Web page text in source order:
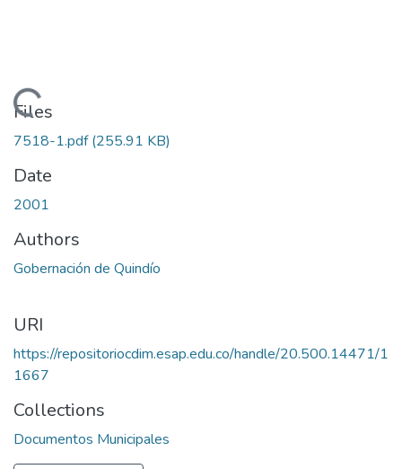
Loading...
Files
7518-1.pdf(255.91 KB)
Date
2001
Authors
Gobernación de Quindío
URI
https://repositoriocdim.esap.edu.co/handle/20.500.14471/1
1667
Collections
Documentos Municipales